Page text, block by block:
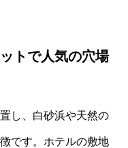
トで人気の穴場
し、白砂浜や天然の
です。ホテルの敷地